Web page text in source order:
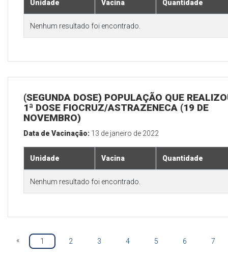
Unidade Vacina Quantidade
Nenhum resultado foi encontrado.
(SEGUNDA DOSE) POPULAÇÃO QUE
1ª DOSE FIOCRUZ/ASTRAZENECA (19 DE
NOVEMBRO)
Data de Vacinação: 13 de janeiro de 2022
Unidade Vacina Quantidade
Nenhum resultado foi encontrado.
« 1 2 3 4 5 6 7